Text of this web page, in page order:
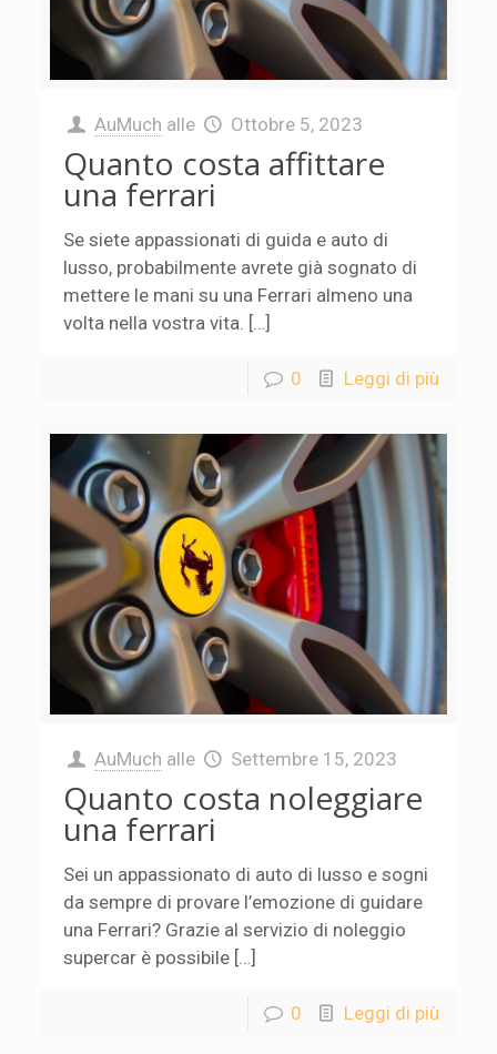
AuMuch alle Ottobre 5, 2023
Quanto costa affittare
una ferrari
Se siete appassionati di guida e auto di
lusso, probabilmente avrete già sognato di
mettere le mani su una Ferrari almeno una
volta nella vostra vita. […]
0 Leggi di più
AuMuch alle Settembre 15, 2023
Quanto costa noleggiare
una ferrari
Sei un appassionato di auto di lusso e sogni
da sempre di provare l’emozione di guidare
una Ferrari? Grazie al servizio di noleggio
supercar è possibile […]
0 Leggi di più